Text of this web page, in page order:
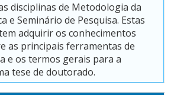
disciplinas de Metodologia da
e Seminário de Pesquisa. Estas
adquirir os conhecimentos
as principais ferramentas de
e os termos gerais para a
tese de doutorado.